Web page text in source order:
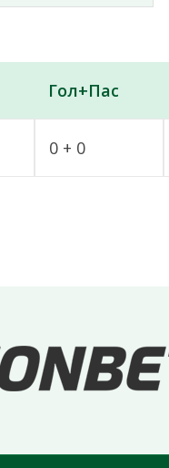
Гол+Пас
0 + 0